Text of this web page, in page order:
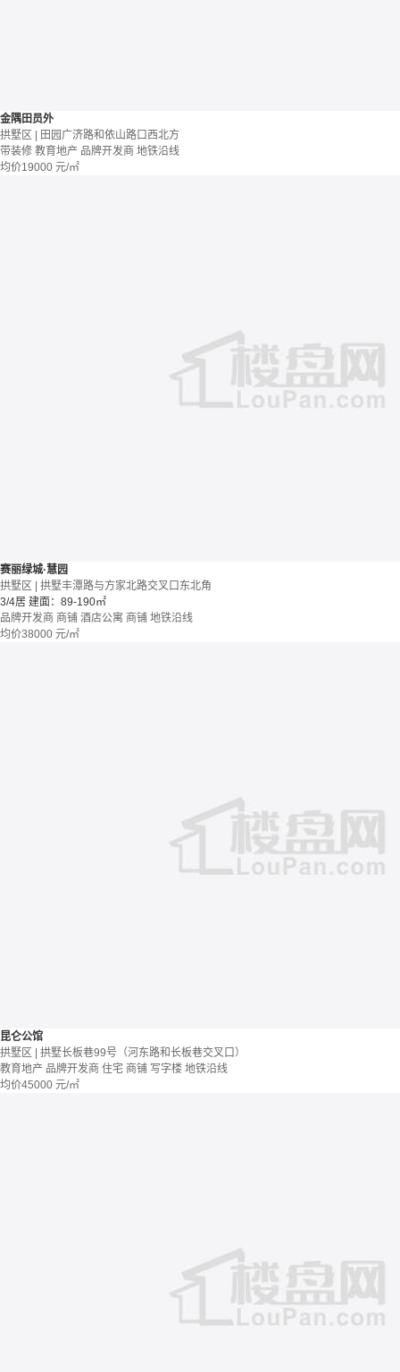
金隅田员外
拱墅区 | 田园广济路和依山路口西北方
带装修 教育地产 品牌开发商 地铁沿线
均价19000 元/㎡
赛丽绿城·慧园
拱墅区 | 拱墅丰潭路与方家北路交叉口东北角
3/4居 建面：89-190㎡
品牌开发商 商铺 酒店公寓 商铺 地铁沿线
均价38000 元/㎡
昆仑公馆
拱墅区 | 拱墅长板巷99号（河东路和长板巷交叉口）
教育地产 品牌开发商 住宅 商铺 写字楼 地铁沿线
均价45000 元/㎡